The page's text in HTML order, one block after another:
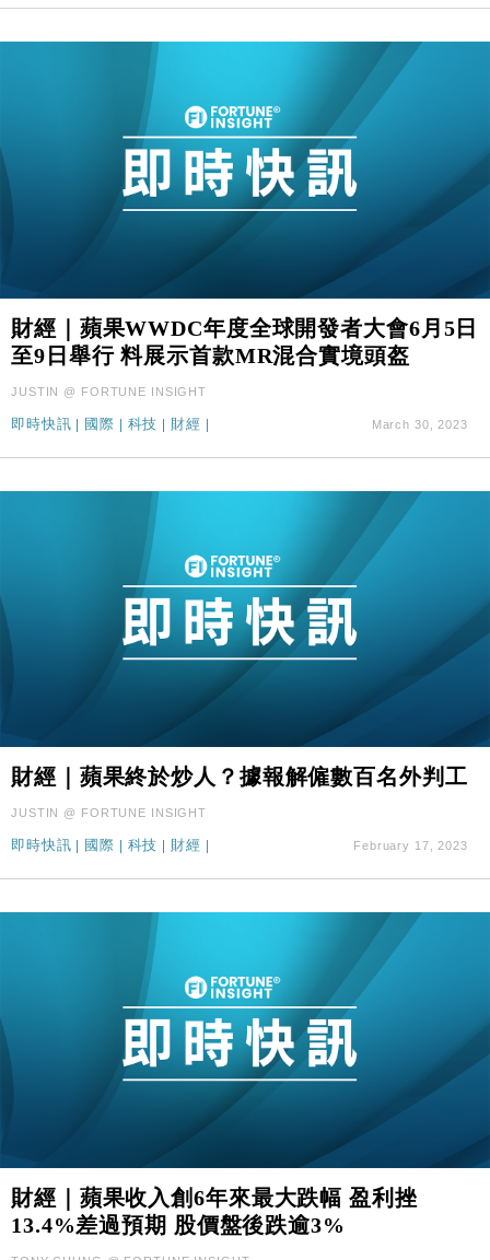
財經｜蘋果WWDC年度全球開發者大會6月5日
至9日舉行 料展示首款MR混合實境頭盔
JUSTIN @ FORTUNE INSIGHT
即時快訊 | 國際 | 科技 | 財經 | March 30, 2023
財經｜蘋果終於炒人？據報解僱數百名外判工
JUSTIN @ FORTUNE INSIGHT
即時快訊 | 國際 | 科技 | 財經 | February 17, 2023
財經｜蘋果收入創6年來最大跌幅 盈利挫
13.4%差過預期 股價盤後跌逾3%